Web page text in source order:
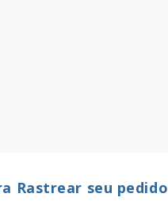
Rastrear seu pedido